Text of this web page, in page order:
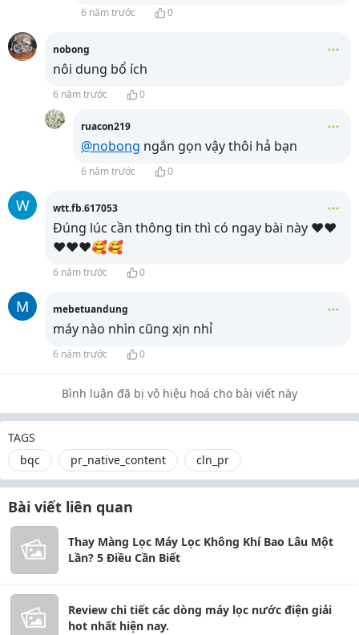
6 năm trước 0
nobong
nôi dung bổ ích
6 năm trước 0
ruacon219
@nobong ngắn gọn vậy thôi hả bạn
6 năm trước 0
W wtt.fb.617053
Đúng lúc cần thông tin thì có ngay bài này ❤️❤️
❤️❤️❤️🥰🥰
6 năm trước 0
M mebetuandung
máy nào nhìn cũng xịn nhỉ
6 năm trước 0
Bình luận đã bị vô hiệu hoá cho bài viết này
TAGS
bqc
pr_native_content cln_pr
Bài viết liên quan
Thay Màng Lọc Máy Lọc Không Khí Bao Lâu Một
Lần? 5 Điều Cần Biết
Review chi tiết các dòng máy lọc nước điện giải
hot nhất hiện nay.